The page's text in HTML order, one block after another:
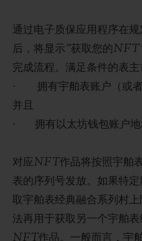
通过电子质保应用程序在
后，将显示“获取您的
完成流程。满足条件的表主
· 拥有宇舶表账户（或者
并且
· 拥有以太坊钱包账户
对应NFT作品将按照宇舶
表的序列号发放。如果特
取宇舶表经典融合系列村
法再用于获取另一个宇舶
NFT作品。一般而言，宇